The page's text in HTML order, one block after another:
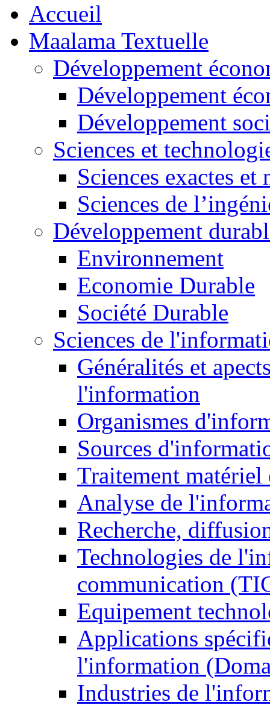
Accueil
Maalama Textuelle
Développement
Développement
Développement
Sciences et
Sciences exactes et
Sciences de
Développement
Environnement
Economie Durable
Société Durable
Sciences de
Généralités et
l'information
Organismes
Sources
Traitement matériel
Analyse de
Recherche,
Technologies de
communication
Equipement
Applications
l'information
Industries de